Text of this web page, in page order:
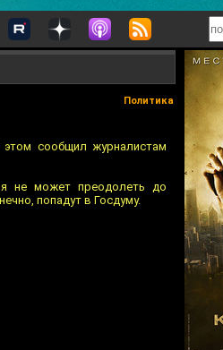
Политика
сообщил журналистам
не может преодолеть до
попадут в Госдуму.